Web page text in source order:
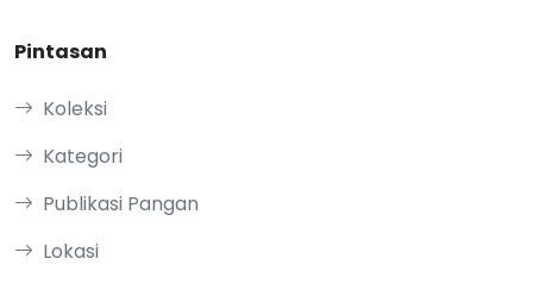
Pintasan
Koleksi
Kategori
Publikasi Pangan
Lokasi